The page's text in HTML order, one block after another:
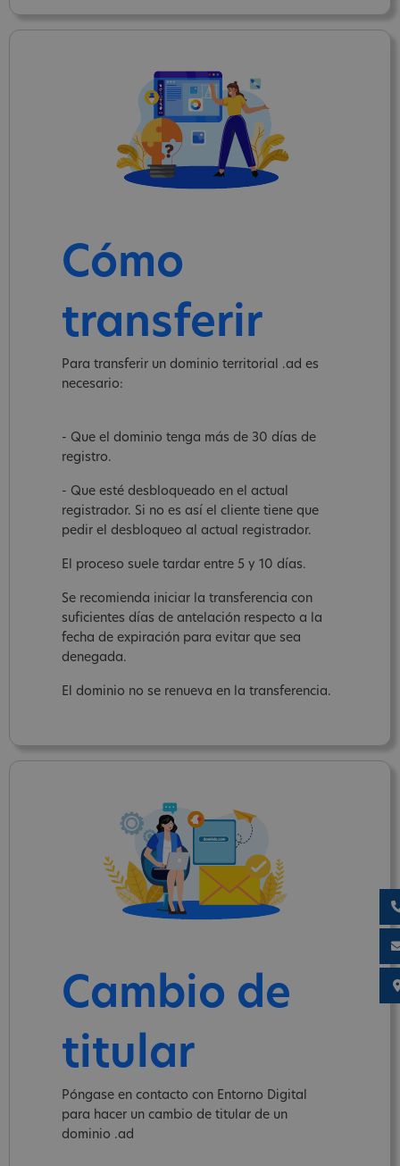
Cómo
transferir
Para transferir un dominio territorial .ad es
necesario:
- Que el dominio tenga más de 30 días de
registro.
- Que esté desbloqueado en el actual
registrador. Si no es así el cliente tiene que
pedir el desbloqueo al actual registrador.
El proceso suele tardar entre 5 y 10 días.
Se recomienda iniciar la transferencia con
suficientes días de antelación respecto a la
fecha de expiración para evitar que sea
denegada.
El dominio no se renueva en la transferencia.
Cambio de
titular
Póngase en contacto con Entorno Digital
para hacer un cambio de titular de un
dominio .ad